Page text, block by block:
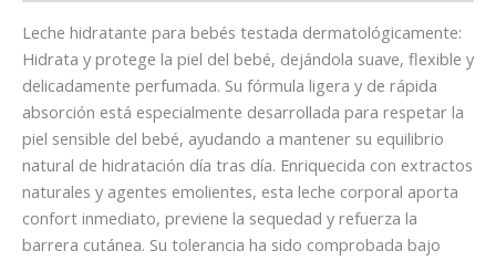
Leche hidratante para bebés testada dermatológicamente:
Hidrata y protege la piel del bebé, dejándola suave, flexible y
delicadamente perfumada. Su fórmula ligera y de rápida
absorción está especialmente desarrollada para respetar la
piel sensible del bebé, ayudando a mantener su equilibrio
natural de hidratación día tras día. Enriquecida con extractos
naturales y agentes emolientes, esta leche corporal aporta
confort inmediato, previene la sequedad y refuerza la
barrera cutánea. Su tolerancia ha sido comprobada bajo